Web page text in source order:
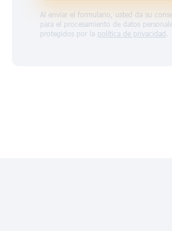
Al enviar el formulario, usted da su
para el procesamiento de datos
protegidos por la política de privacidad .